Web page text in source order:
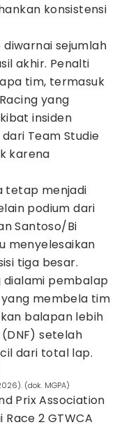
konsistensi
diwarnai sejumlah
akhir. Penalti
tim, termasuk
yang
insiden
Team Studie
karena
tetap menjadi
podium dari
Santoso/Bi
menyelesaikan
tiga besar.
dialami pembalap
yang membela tim
balapan lebih
setelah
dari total lap.
(dok. MGPA)
Prix Association
2 GTWCA